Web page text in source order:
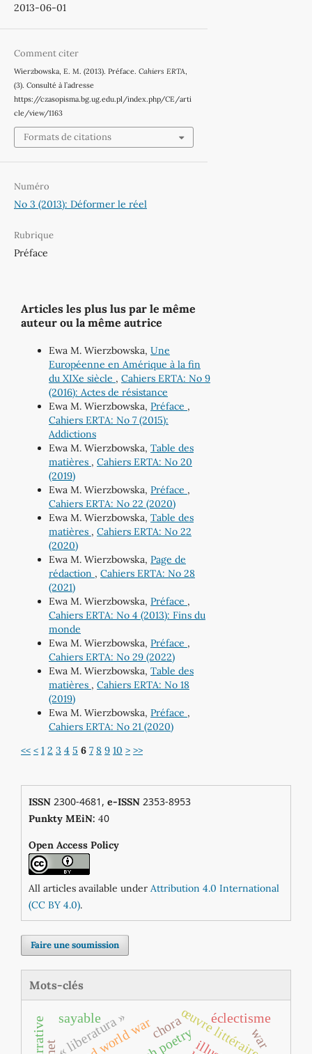
2013-06-01
Comment citer
Wierzbowska, E. M. (2013). Préface. Cahiers ERTA
(3). Consulté à l’adresse
https://czasopisma.bg.ug.edu.pl/index.php/CE/arti
cle/view/1163
Formats de citations
Numéro
No 3 (2013): Déformer le réel
Rubrique
Préface
Articles les plus lus par le même
auteur ou la même autrice
Ewa M. Wierzbowska, Une
Européenne en Amérique à la fin
du XIXe siècle , Cahiers ERTA: No 9
(2016): Actes de résistance
Ewa M. Wierzbowska, Préface ,
Cahiers ERTA: No 7 (2015):
Addictions
Ewa M. Wierzbowska, Table des
matières , Cahiers ERTA: No 20
(2019)
Ewa M. Wierzbowska, Préface ,
Cahiers ERTA: No 22 (2020)
Ewa M. Wierzbowska, Table des
matières , Cahiers ERTA: No 22
(2020)
Ewa M. Wierzbowska, Page de
rédaction , Cahiers ERTA: No 28
(2021)
Ewa M. Wierzbowska, Préface ,
Cahiers ERTA: No 4 (2013): Fins du
monde
Ewa M. Wierzbowska, Préface ,
Cahiers ERTA: No 29 (2022)
Ewa M. Wierzbowska, Table des
matières , Cahiers ERTA: No 18
(2019)
Ewa M. Wierzbowska, Préface ,
Cahiers ERTA: No 21 (2020)
<< < 1 2 3 4 5 6 7 8 9 10 > >>
ISSN2300-4681, e-ISSN2353-8953
Punkty MEiN: 40
Open Access Policy
All articles available under Attribution 4.0 International
(CC BY 4.0).
Faire une soumission
Mots-clés
œuvre littéraire
« liberatura » éclectisme
chora
sayable
narrative war